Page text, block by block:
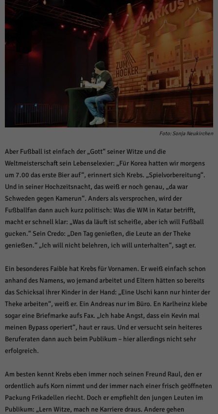
Foto: Sonja Neukirchen
Aber Fußball ist einfach der „Gott“ seiner Witze und die
Weltmeisterschaft sein Lebenselexier: „Für Korea hatten wir morgens
um 7.00 das erste Bier auf“, erinnert sich Krebs. „Spielvorbereitung“.
Und in seiner Hochzeitsnacht, das weiß er noch genau, „da war
Schweden gegen Kamerun“. Anders als versprochen, wird der
Fußballfan dann auch kurz politisch: Was die WM in Katar betrifft,
macht er schnell klar: „Was da läuft ist scheiße, aber ich will Fußball
gucken.“ Sein Credo: „Den Tag genießen, die Leute an der Theke
genießen.“ „Ich will nicht belehren, ich will unterhalten“, sagt er.
Ein besonderes Faible hat Krebs für Vornamen. Er weiß einfach schon
anhand des Namens, wo jemand arbeitet und Eltern hätten so bereits
das Schicksal ihrer Kinder in der Hand: „Eine Uschi kann nur hinter der
Theke arbeiten“, weiß er. Ein Andreas nur im Büro. En Karlheinz klebe
sogar eine Briefmarke aufs Fax. „Ich habe Angst, dass ein Kevin mal
meinen Bypass operiert“, haut er raus. Und er versucht sein heiteres
Beruferaten dann auch beim Publikum – hier allerdings nicht sehr
erfolgreich.
Am besten kennt Krebs eben immer noch seinen Freund Raul, den er
ordentlich aufs Korn nimmt und der immer nach einer frisch geöffneten
Packung Frikadellen riecht. Doch er empfiehlt den jungen Leuten im
Publikum: „Lern Witze, mach ne Karriere draus. Andere gehen